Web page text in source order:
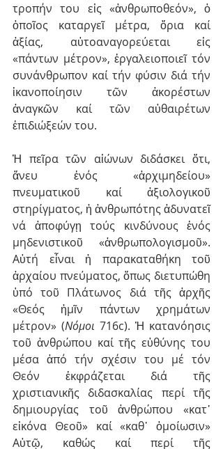
τροπήν του εἰς «ἀνθρωποθεόν», ὁ
ὁποῖος καταργεῖ μέτρα, ὅρια καί
ἀξίας, αὐτοανα­γορεύεται εἰς
«πάντων μέτρον», ἐργαλειοποιεῖ τόν
συνάνθρωπον καί τήν φύσιν διά τήν
ἱκανο­ποίησιν τῶν ἀκορέστων
ἀναγκῶν καί τῶν αὐθαιρέτων
ἐπιδιώξεών του.
Ἡ πεῖρα τῶν αἰώνων διδάσκει ὅτι,
ἄνευ ἑνός «ἀρχιμηδείου»
πνευματικοῦ καί ἀξιολογικοῦ
στηρίγματος, ἡ ἀνθρωπότης ἀδυνατεῖ
νά ἀποφύγῃ τούς κινδύνους ἑνός
μηδενιστικοῦ «ἀνθρωπολογισμοῦ».
Αὐτή εἶναι ἡ παρακαταθήκη τοῦ
ἀρχαίου πνεύματος, ὅπως διετυπώθη
ὑπό τοῦ Πλάτωνος διά τῆς ἀρχῆς
«Θεός ἡμῖν πάντων χρημάτων
μέτρον» (Νόμοι 716c). Ἡ κατανόησις
τοῦ ἀνθρώπου καί τῆς εὐθύνης του
μέσα ἀπό τήν σχέσιν του μέ τόν
Θεόν ἐκφράζεται διά τῆς
χριστιανικῆς διδασκαλίας περί τῆς
δημιουργίας τοῦ ἀνθρώπου «κατ᾿
εἰκόνα Θεοῦ» καί «καθ᾿ ὁμοίωσιν»
Αὐτῷ, καθώς καί περί τῆς